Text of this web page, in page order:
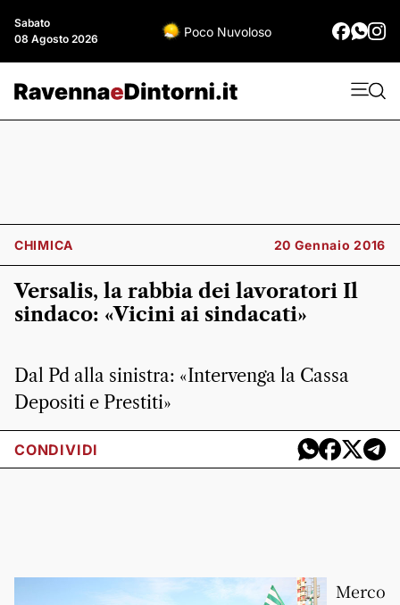
Sabato
08 Agosto 2026
Poco Nuvoloso
CHIMICA 20 Gennaio 2016
Versalis, la rabbia dei lavoratori Il
sindaco: «Vicini ai sindacati»
Dal Pd alla sinistra: «Intervenga la Cassa
Depositi e Prestiti»
CONDIVIDI
Merco